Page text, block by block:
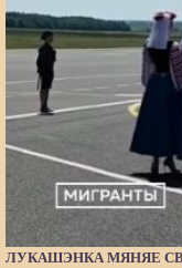
ЛУКАШЭНКА МЯНЯЕ